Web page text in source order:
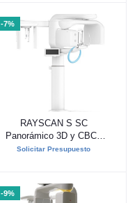
-7%
Añadir al carrito
RAYSCAN S SC
Panorámico 3D y CBCT
con Teleradiografía
Solicitar Presupuesto
-9%